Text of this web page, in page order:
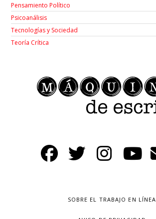
Pensamiento Político
Psicoanálisis
Tecnologías y Sociedad
Teoría Crítica
SOBRE EL TRABAJO EN LÍNEA